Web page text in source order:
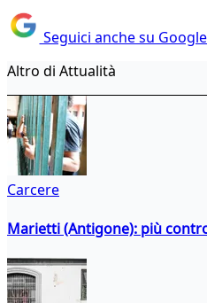
Seguici anche su
Altro di Attualità
Carcere
Marietti (Antigone): più